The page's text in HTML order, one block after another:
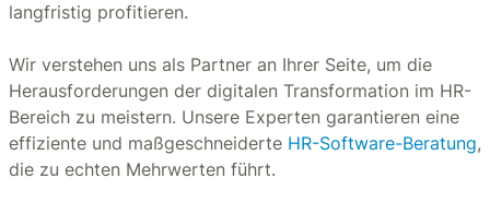
langfristig profitieren.
Wir verstehen uns als Partner an Ihrer Seite, um die
Herausforderungen der digitalen Transformation im HR-
Bereich zu meistern. Unsere Experten garantieren eine
effiziente und maßgeschneiderte HR-Software-Beratung,
die zu echten Mehrwerten führt.